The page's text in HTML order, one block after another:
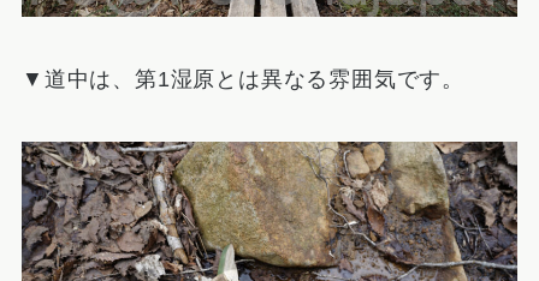
▼道中は、第1湿原とは異なる雰囲気です。